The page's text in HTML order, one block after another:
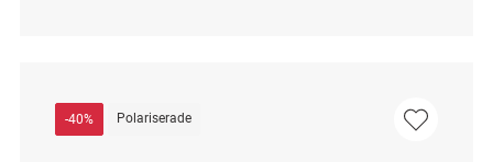
-40% Polariserade